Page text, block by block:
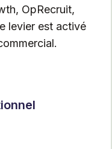
OpRecruit,
levier est activé